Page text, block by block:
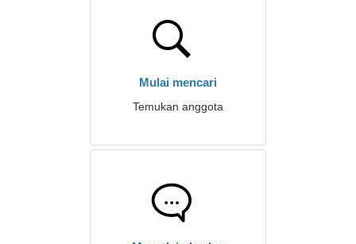
Mulai mencari
Temukan anggota